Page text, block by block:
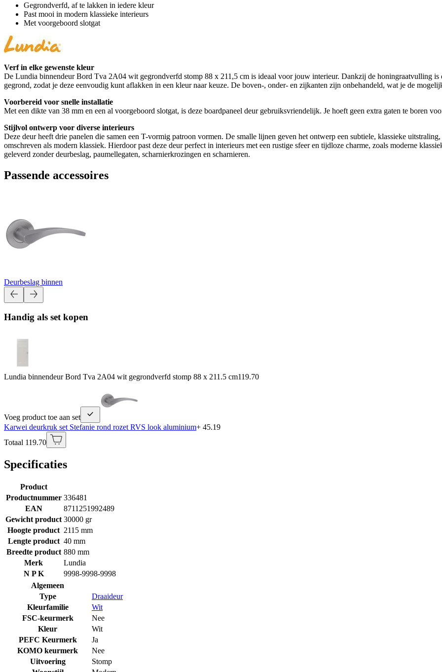
Gegrondverfd, af te lakken in iedere kleur
Past mooi in modern klassieke interieurs
Met voorgeboord slotgat
Verf in elke gewenste kleur
De Lundia binnendeur Bord Tva 2A04 wit gegrondverfd stomp 88 x 211,5 cm is ideaal voor jouw interieur. Dankzij de honingraatvulling
gegrond, zodat je deze eenvoudig kunt aflakken in een kleur naar keuze. De boven-, onder- en zijkanten zijn onbehandeld, wat je de
Voorbereid voor snelle installatie
Met een dikte van 38 mm en een al voorgeboord slotgat, is deze boardpaneel deur gebruiksvriendelijk. Je hoeft geen extra gaten te boren
Stijlvol ontwerp voor diverse interieurs
Deze deur heeft drie panelen die samen een T-vormig patroon vormen. De smalle lijnen geven het ontwerp een subtiele, klassieke
omschreven als modern klassiek. Hierdoor past deze deur perfect in interieurs met een rustige sfeer en tijdloze charme, zoals moderne
geleverd zonder deurbeslag, paumellegaten, scharnierkrozingen en scharnieren.
Passende accessoires
Deurbeslag binnen
Handig als set kopen
Lundia binnendeur Bord Tva 2A04 wit gegrondverfd stomp 88 x 211.5 cm119.70
Voeg product toe aan set
Karwei deurkruk set Stefanie rond rozet RVS look aluminium+ 45.19
Totaal 119.70
Specificaties
Product
Productnummer 336481
EAN
8711251992489
Gewicht product 30000 gr
Hoogte product 2115 mm
Lengte product 40 mm
Breedte product 880 mm
Merk
Lundia
N P K
9998-9998-9998
Algemeen
Type
Draaideur
Kleurfamilie
Wit
FSC-keurmerk
Nee
Kleur
Wit
PEFC Keurmerk
Ja
KOMO keurmerk
Nee
Uitvoering
Stomp